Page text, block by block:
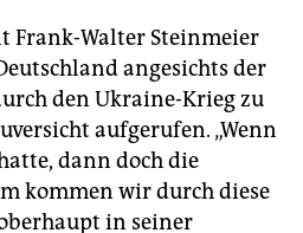
Frank-Walter Steinmeier
angesichts der
den Ukraine-Krieg zu
aufgerufen. „Wenn
dann doch die
kommen wir durch diese
in seiner